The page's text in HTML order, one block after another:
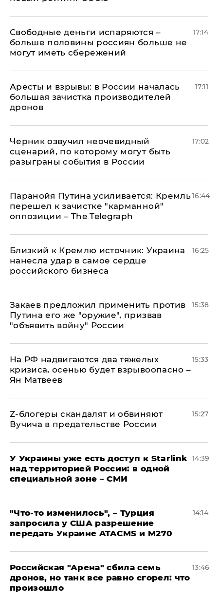
Свободные деньги испаряются –
больше половины россиян больше не
могут иметь сбережений
17:14
Аресты и взрывы: в России началась
большая зачистка производителей
дронов
17:11
Черник озвучил неочевидный
сценарий, по которому могут быть
разыграны события в России
17:02
Паранойя Путина усиливается: Кремль
перешел к зачистке "карманной"
оппозиции – The Telegraph
16:44
Близкий к Кремлю источник: Украина
нанесла удар в самое сердце
российского бизнеса
16:25
Закаев предложил применить против
Путина его же "оружие", призвав
"объявить войну" России
15:38
На РФ надвигаются два тяжелых
кризиса, осенью будет взрывоопасно –
Ян Матвеев
15:33
Z-блогеры скандалят и обвиняют
Вучича в предательстве России
15:27
У Украины уже есть доступ к Starlink
над территорией России: в одной
специальной зоне – СМИ
14:39
​"Что-то изменилось", – Турция
запросила у США разрешение
передать Украине ATACMS и M270
14:14
​Российская "Арена" сбила семь
дронов, но танк все равно сгорел: что
произошло
13:46